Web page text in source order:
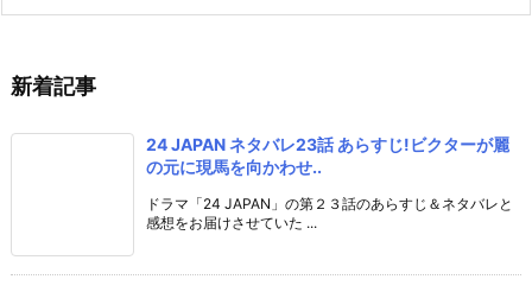
新着記事
24 JAPAN ネタバレ23話 あらすじ!ビクターが麗
の元に現馬を向かわせ..
ドラマ「24 JAPAN」の第２３話のあらすじ＆ネタバレと
感想をお届けさせていた ...